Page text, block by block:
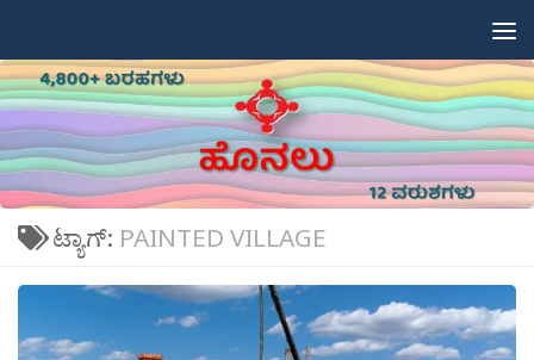
ಟ್ಯಾಗ್: PAINTED VILLAGE